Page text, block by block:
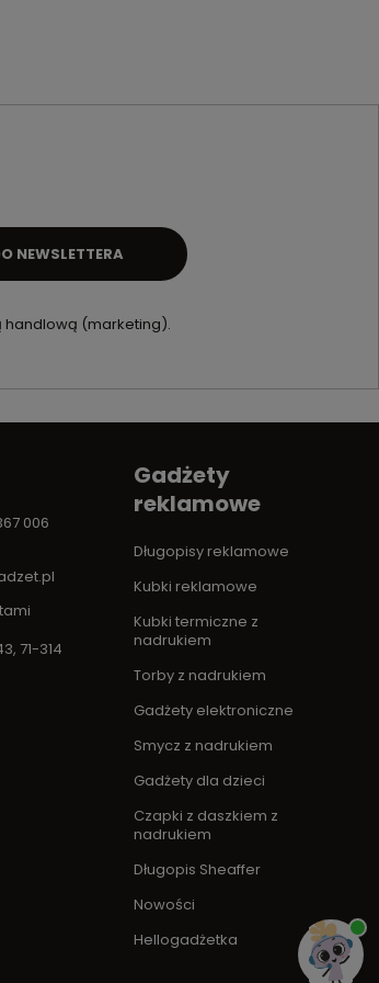
handlową (marketing).
NEWSLETTERA
006
, 71-314
Gadżety
reklamowe
Długopisy reklamowe
Kubki reklamowe
Kubki termiczne z
nadrukiem
Torby z nadrukiem
Gadżety elektroniczne
Smycz z nadrukiem
Gadżety dla dzieci
Czapki z daszkiem z
nadrukiem
Długopis Sheaffer
Nowości
Hellogadżetka